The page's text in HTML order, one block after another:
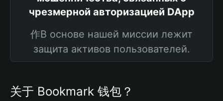
чрезмерной авторизацией DApp
作В основе нашей миссии лежит
защита активов пользователей.
关于 Bookmark 钱包？